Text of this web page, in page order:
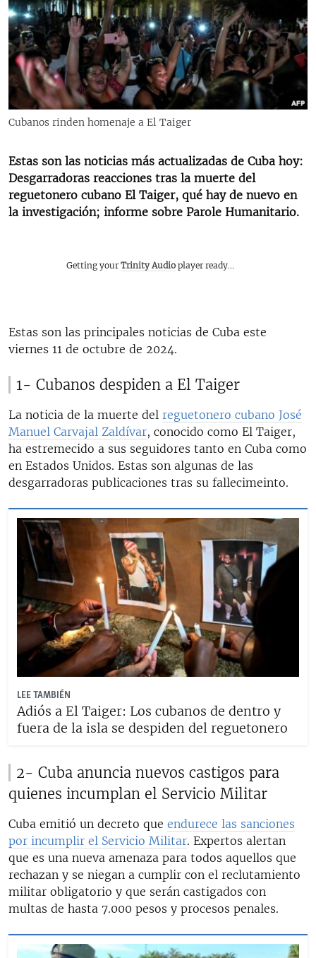
RADIO MARTÍ
ESPECIALES
ESPECIALES
LA REALIDAD DE LA VIVIENDA EN CUBA
LOS SANTOS DE HIALEAH
DESINFORMACIÓN RUSA EN AMÉRICA LATINA
LA INVASIÓN DE RUSIA A UCRANIA
MULTIMEDIA
EDITORIALES
SÍGUENOS
Cubanos rinden homenaje a El Taiger
Estas son las noticias más actualizadas de Cuba hoy:
Desgarradoras reacciones tras la muerte del
reguetonero cubano El Taiger, qué hay de nuevo en
la investigación; informe sobre Parole Humanitario.
Getting yourTrinity Audio player ready...
Estas son las principales noticias de Cuba este
viernes 11 de octubre de 2024.
1- Cubanos despiden a El Taiger
La noticia de la muerte del reguetonero cubano José
Manuel Carvajal Zaldívar, conocido como El Taiger,
ha estremecido a sus seguidores tanto en Cuba como
en Estados Unidos. Estas son algunas de las
desgarradoras publicaciones tras su fallecimeinto.
LEE TAMBIÉN
Adiós a El Taiger: Los cubanos de dentro y
fuera de la isla se despiden del reguetonero
2- Cuba anuncia nuevos castigos para
quienes incumplan el Servicio Militar
Cuba emitió un decreto que endurece las sanciones
por incumplir el Servicio Militar. Expertos alertan
que es una nueva amenaza para todos aquellos que
rechazan y se niegan a cumplir con el reclutamiento
militar obligatorio y que serán castigados con
multas de hasta 7.000 pesos y procesos penales.